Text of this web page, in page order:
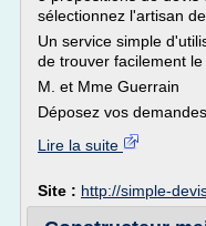
sélectionnez l'artisan
Un service simple
de trouver facilement
M. et Mme Guerrain
Déposez vos
Lire la suite
Site : http://simple-